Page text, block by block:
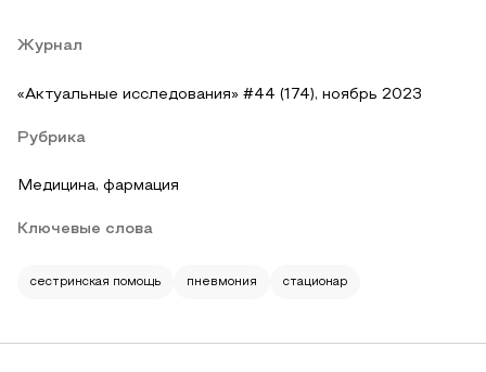
Журнал
«Актуальные исследования» #44 (174), ноябрь 2023
Рубрика
Медицина, фармация
Ключевые слова
сестринская помощь пневмония стационар